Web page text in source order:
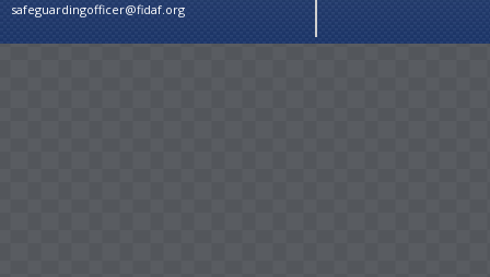
safeguardingofficer@fidaf.org